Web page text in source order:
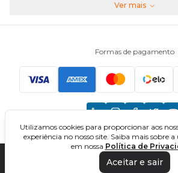
Principais Concursos
CNU
TCU
Ver mais
Formas de pagamento
DIREÇÃO CONCURSOS - CURSOS ONLINE PARA
Utilizamos cookies para proporcionar aos
experiência no nosso site. Saiba mais sobre
em nossa Política de
Aceitar e sair